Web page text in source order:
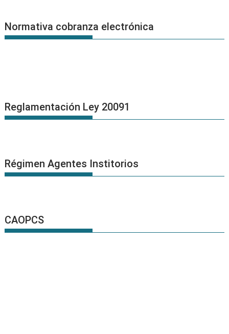
Normativa cobranza electrónica
Reglamentación Ley 20091
Régimen Agentes Institorios
CAOPCS